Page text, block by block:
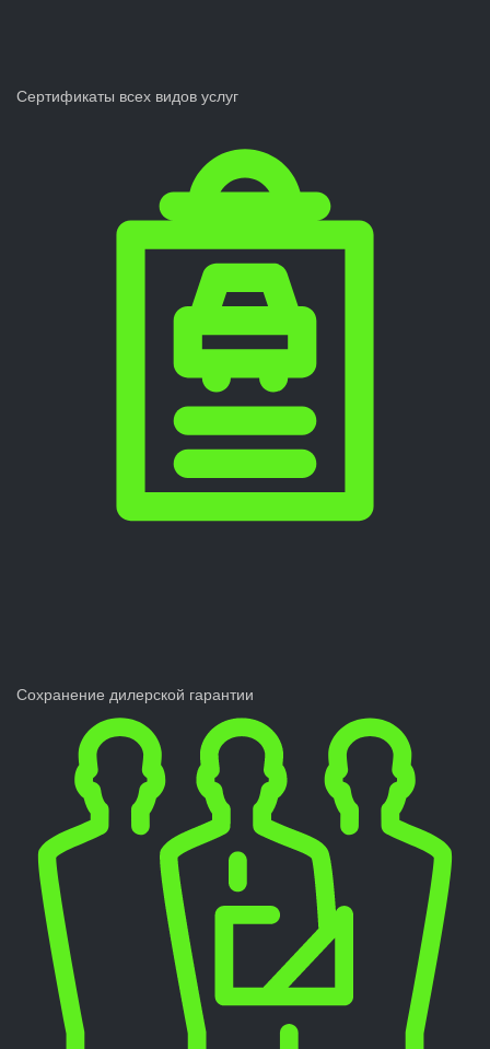
Сертификаты всех видов услуг
Сохранение дилерской гарантии